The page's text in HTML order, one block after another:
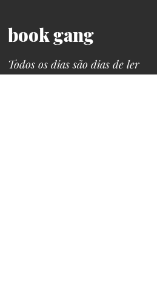
book gang
Todos os dias são dias de ler